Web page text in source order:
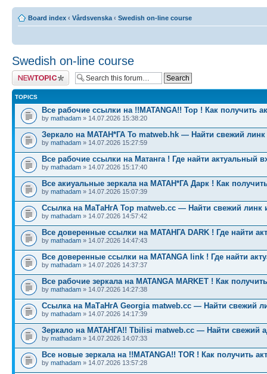
Board index ‹ Vårdsvenska ‹ Swedish on-line course
Swedish on-line course
Post a new topic
TOPICS
Все рабочие ссылки на !!MATANGA!! Тор ! Как получить
by mathadam » 14.07.2026 15:38:20
Зеркало на МАТАН*ГА To matweb.hk — Найти свежий линк
by mathadam » 14.07.2026 15:27:59
Все рабочие ссылки на Матанга ! Где найти актуальный
by mathadam » 14.07.2026 15:17:40
Все акиуальные зеркала на МАТАН*ГА Дарк ! Как
by mathadam » 14.07.2026 15:07:39
Ссылка на МаТаНгА Тор matweb.cc — Найти свежий линк
by mathadam » 14.07.2026 14:57:42
Все доверенные ссылки на МАТАНГА DARK ! Где найти
by mathadam » 14.07.2026 14:47:43
Все доверенные ссылки на MATANGA link ! Где найти
by mathadam » 14.07.2026 14:37:37
Все рабочие зеркала на MATANGA MARKET ! Как
by mathadam » 14.07.2026 14:27:38
Ссылка на МаТаНгА Georgia matweb.cc — Найти свежий
by mathadam » 14.07.2026 14:17:39
Зеркало на МАТАНГА!! Tbilisi matweb.cc — Найти свежий
by mathadam » 14.07.2026 14:07:33
Все новые зеркала на !!MATANGA!! TOR ! Как получить
by mathadam » 14.07.2026 13:57:28